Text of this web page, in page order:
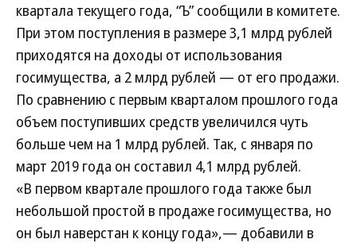
квартала текущего года, “Ъ” сообщили в комитете.
При этом поступления в размере 3,1 млрд рублей
приходятся на доходы от использования
госимущества, а 2 млрд рублей — от его продажи.
По сравнению с первым кварталом прошлого года
объем поступивших средств увеличился чуть
больше чем на 1 млрд рублей. Так, с января по
март 2019 года он составил 4,1 млрд рублей.
«В первом квартале прошлого года также был
небольшой простой в продаже госимущества, но
он был наверстан к концу года»,— добавили в